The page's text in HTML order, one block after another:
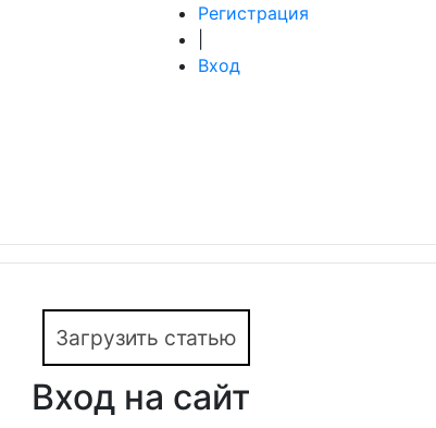
Регистрация
Вход
Загрузить статью
Вход на сайт